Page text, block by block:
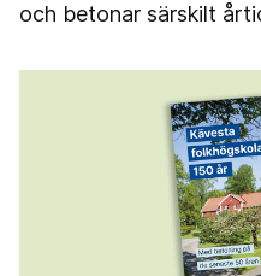
och betonar särskilt